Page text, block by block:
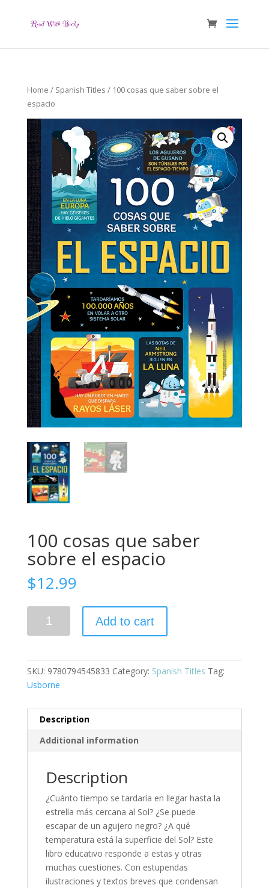
Home / Spanish Titles / 100 cosas que saber sobre el
espacio
100 cosas que saber
sobre el espacio
$12.99
cosas
sobre
el
quantity
Add to cart
SKU: 9780794545833 Category: Spanish Titles Tag:
Usborne
Description
Additional information
Description
¿Cuánto tiempo se tardaría en llegar hasta la
estrella más cercana al Sol? ¿Se puede
escapar de un agujero negro? ¿A qué
temperatura está la superficie del Sol? Este
libro educativo responde a estas y otras
muchas cuestiones. Con estupendas
ilustraciones y textos breves que condensan